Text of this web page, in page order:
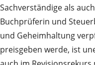
Sachverständige als
Buchprüferin und
und Geheimhaltung
preisgeben werde, ist